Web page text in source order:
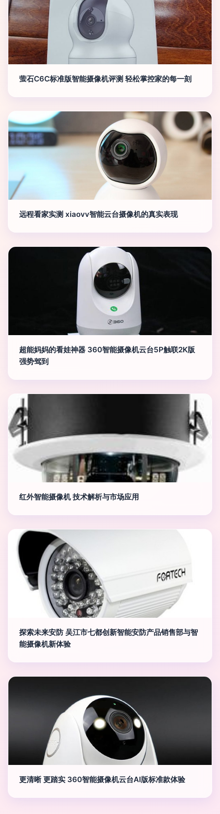
萤石C6C标准版智能摄像机评测 轻松掌控家的每一刻
远程看家实测 xiaovv智能云台摄像机的真实表现
超能妈妈的看娃神器 360智能摄像机云台5P触联2K版
强势驾到
红外智能摄像机 技术解析与市场应用
探索未来安防 吴江市七都创新智能安防产品销售部与智
能摄像机新体验
更清晰 更踏实 360智能摄像机云台AI版标准款体验